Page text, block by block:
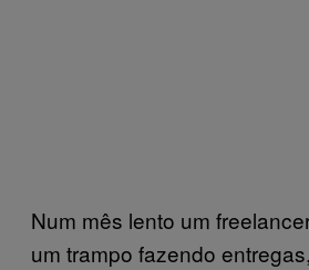
Num mês lento um
um trampo fazendo